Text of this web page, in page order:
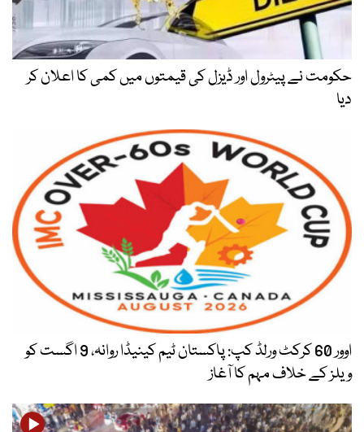
حکومت نے پیٹرول اور ڈیزل کی قیمتوں میں کمی کا اعلان کر
دیا
اوور 60 کرکٹ ورلڈ کپ: پاکستان ٹیم کینیڈا روانہ، 9 اگست کو
ویلز کے خلاف مہم کا آغاز